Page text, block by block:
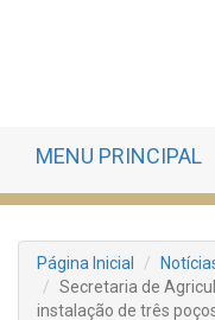
MENU PRINCIPAL
Página Inicial
Secretaria de
instalação de três